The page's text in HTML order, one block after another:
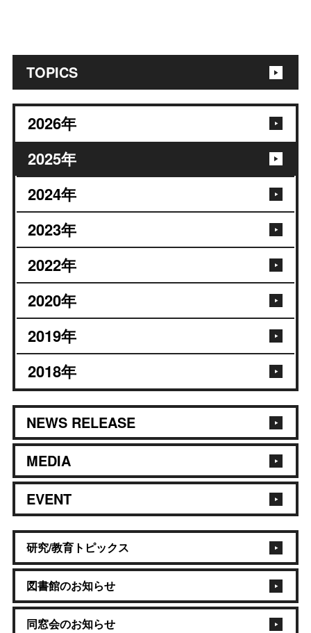
TOPICS
2026年
2025年
2024年
2023年
2022年
2020年
2019年
2018年
NEWS RELEASE
MEDIA
EVENT
研究/教育トピックス
図書館のお知らせ
同窓会のお知らせ